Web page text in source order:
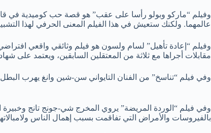
وفيلم “ماركو وبولو رأسا على عقب” هو قصة حب كوميدية في
عالمهما. ولكنك ستعيش في هذا الفيلم المعنى الحرفي لهذا
وفيلم “إعادة تأهيل” لسام ولسون هو فيلم وثائقي واقعي
مقابلات أجراها مع ثلاثة من المعتقلين السابقين، ويعتمد على
وفي فيلم “تناسخ” من الفنان التايواني سن-شين وانغ يهرب
وفي فيلم “الوردة المريضة” يروي المخرج شي-جونج تانج
بالفيروسات والأمراض التي تفاقمت بسبب إهمال الناس